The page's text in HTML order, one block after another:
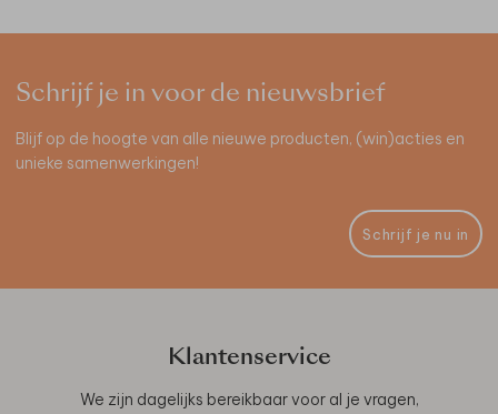
Schrijf je in voor de nieuwsbrief
Blijf op de hoogte van alle nieuwe producten, (win)acties en
unieke samenwerkingen!
Schrijf je nu in
Klantenservice
We zijn dagelijks bereikbaar voor al je vragen,